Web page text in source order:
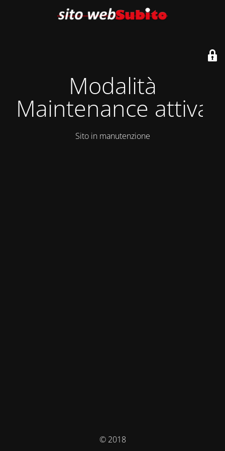
Modalità
Maintenance attiva
Sito in manutenzione
© 2018